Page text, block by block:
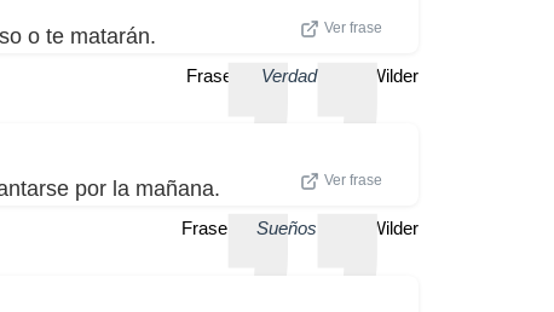
o te matarán. Ver frase
Frase de Verdad| Billy Wilder
por la mañana. Ver frase
Frase de Sueños | Billy Wilder